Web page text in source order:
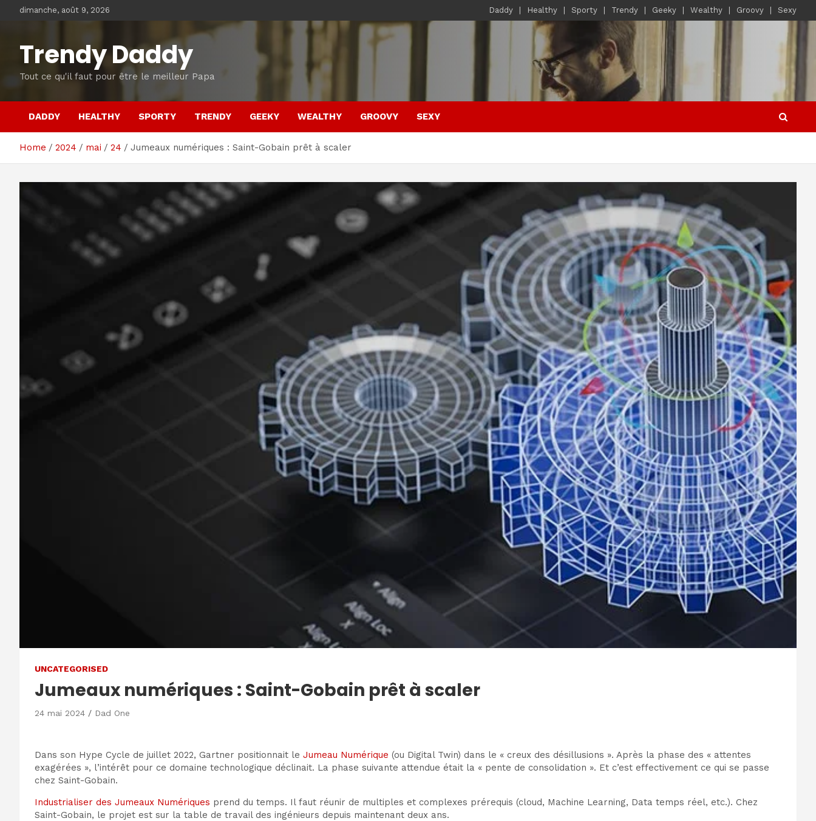
dimanche, août 9, 2026 Daddy Healthy Sporty Trendy Geeky Wealthy Groovy Sexy
Trendy Daddy
Tout ce qu'il faut pour être le meilleur Papa
DADDY HEALTHY SPORTY TRENDY GEEKY WEALTHY GROOVY SEXY
Home 2024 mai 24 Jumeaux numériques : Saint-Gobain prêt à scaler
UNCATEGORISED
Jumeaux numériques : Saint-Gobain prêt à scaler
24 mai 2024 Dad One
Dans son Hype Cycle de juillet 2022, Gartner positionnait le Jumeau Numérique (ou Digital Twin) dans le « creux des désillusions ». Après la phase des « attentes
exagérées », l’intérêt pour ce domaine technologique déclinait. La phase suivante attendue était la « pente de consolidation ». Et c’est effectivement ce qui se passe
chez Saint-Gobain.
Industrialiser des Jumeaux Numériques prend du temps. Il faut réunir de multiples et complexes prérequis (cloud, Machine Learning, Data temps réel, etc.). Chez
Saint-Gobain, le projet est sur la table de travail des ingénieurs depuis maintenant deux ans.